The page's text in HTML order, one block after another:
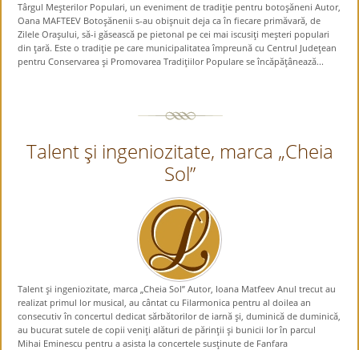
Târgul Meşterilor Populari, un eveniment de tradiţie pentru botoşăneni Autor,
Oana MAFTEEV Botoşănenii s-au obişnuit deja ca în fiecare primăvară, de
Zilele Oraşului, să-i găsească pe pietonal pe cei mai iscusiţi meşteri populari
din ţară. Este o tradiţie pe care municipalitatea împreună cu Centrul Judeţean
pentru Conservarea şi Promovarea Tradiţiilor Populare se încăpăţânează...
Talent şi ingeniozitate, marca „Cheia
Sol”
Talent şi ingeniozitate, marca „Cheia Sol” Autor, Ioana Matfeev Anul trecut au
realizat primul lor musical, au cântat cu Filarmonica pentru al doilea an
consecutiv în concertul dedicat sărbătorilor de iarnă şi, duminică de duminică,
au bucurat sutele de copii veniţi alături de părinţii şi bunicii lor în parcul
Mihai Eminescu pentru a asista la concertele susţinute de Fanfara